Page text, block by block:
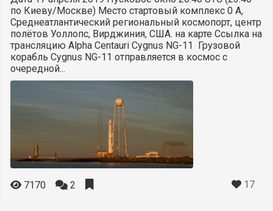
по Киеву/Москве) Место стартовый комплекс 0 А,
Среднеатлантический региональный космопорт, центр
полётов Уоллопс, Вирджиния, США. на карте Ссылка на
трансляцию Alpha Centauri Cygnus NG-11 Грузовой
корабль Cygnus NG-11 отправляется в космос с
очередной...
7170 2 17